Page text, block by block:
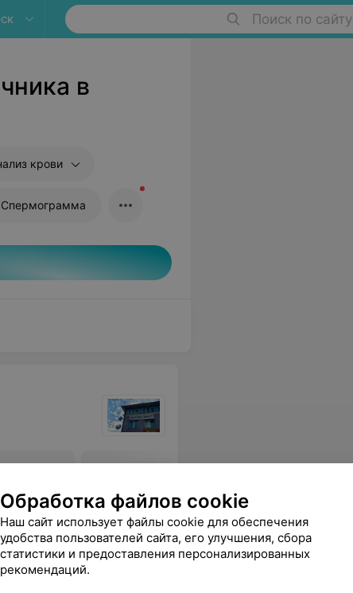
Поиск по сайту
в
крови
Спермограмма
Все цены
ещё и оформила подарочную страховку. Выражаю огромную благодарность коллективу за слаженность и вежливость в работе!
Обработка файлов cookie
Наш сайт использует файлы cookie для обеспечения
удобства пользователей сайта, его улучшения, сбора
статистики и предоставления персонализированных
рекомендаций.